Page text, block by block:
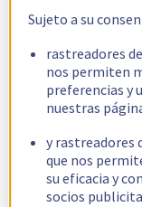
Sujeto a su
rastreadores
nos permiten
preferencias y
nuestras
y rastreadores
que nos
su eficacia y
socios